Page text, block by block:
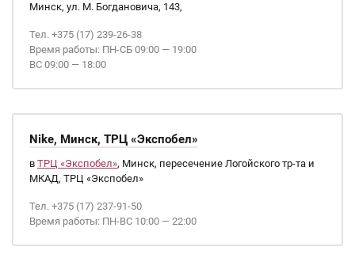
Минск, ул. М. Богдановича, 143,
Тел. +375 (17) 239-26-38
Время работы: ПН-СБ 09:00 — 19:00
ВС 09:00 — 18:00
Nike, Минск, ТРЦ «Экспобел»
в ТРЦ «Экспобел», Минск, пересечение Логойского тр-та и
МКАД, ТРЦ «Экспобел»
Тел. +375 (17) 237-91-50
Время работы: ПН-ВС 10:00 — 22:00